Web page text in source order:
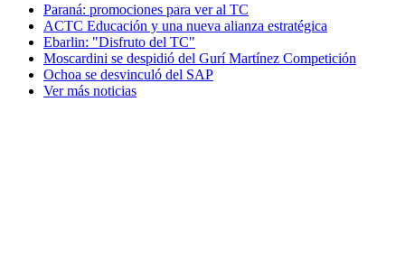
Paraná: promociones para ver al TC
ACTC Educación y una nueva alianza estratégica
Ebarlin: "Disfruto del TC"
Moscardini se despidió del Gurí Martínez Competición
Ochoa se desvinculó del SAP
Ver más noticias